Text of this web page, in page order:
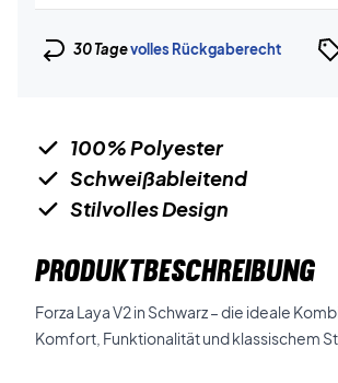
30 Tagevolles Rückgaberecht
100% Polyester
Schweißableitend
Stilvolles Design
PRODUKTBESCHREIBUNG
Forza Laya V2 in Schwarz – die ideale
Komfort, Funktionalität und klassischem